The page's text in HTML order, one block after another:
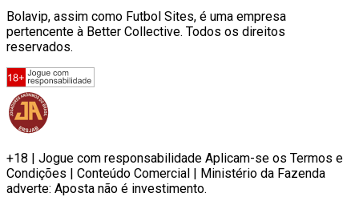
Bolavip, assim como Futbol Sites, é uma empresa
pertencente à Better Collective. Todos os direitos
reservados.
+18 | Jogue com responsabilidade Aplicam-se os Termos e
Condições | Conteúdo Comercial | Ministério da Fazenda
adverte: Aposta não é investimento.